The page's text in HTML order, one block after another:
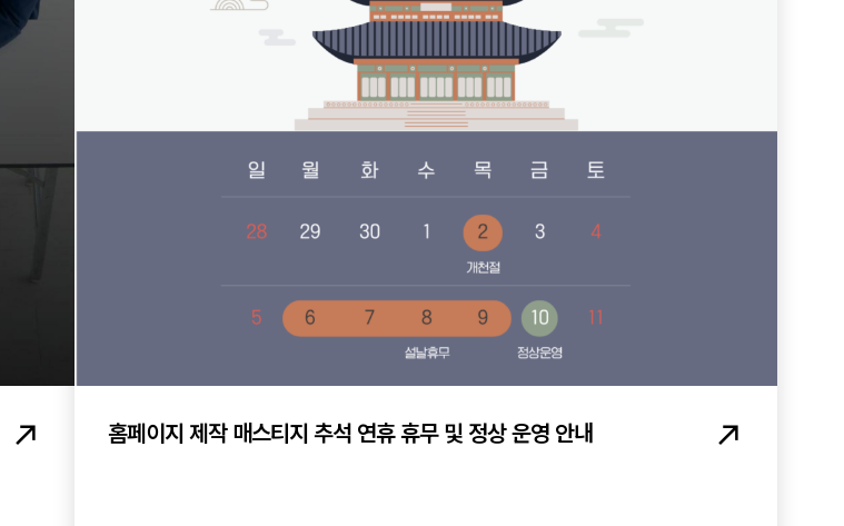
홈페이지 제작 매스티지 추석 연휴 휴무 및 정상 운영 안내